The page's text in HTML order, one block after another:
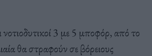
3 με 5 μποφόρ, από το
θα στραφούν σε βόρειους